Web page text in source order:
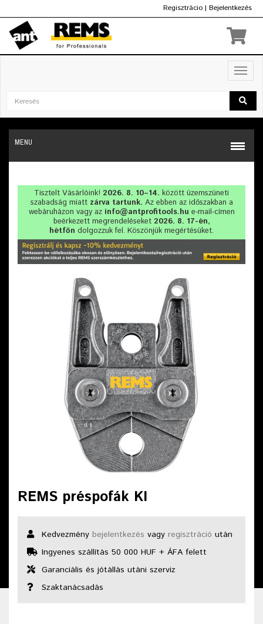
Regisztrácio | Bejelentkezés
MENU
Tisztelt Vásárlóink! 2026. 8. 10–14. között üzemszüneti
szabadság miatt zárva tartunk. Az ebben az időszakban a
webáruházon vagy az info@antprofitools.hu e-mail-címen
beérkezett megrendeléseket 2026. 8. 17-én,
hétfőn dolgozzuk fel. Köszönjük megértésüket.
REMS préspofák KI
Kedvezmény bejelentkezés vagy regisztráció után
Ingyenes szállítás 50 000 HUF + ÁFA felett
Garanciális és jótállás utáni szerviz
Szaktanácsadás